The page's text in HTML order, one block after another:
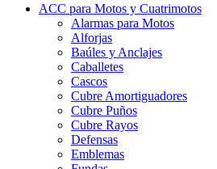
ACC para Motos y Cuatrimotos
Alarmas para Motos
Alforjas
Baúles y Anclajes
Caballetes
Cascos
Cubre Amortiguadores
Cubre Puños
Cubre Rayos
Defensas
Emblemas